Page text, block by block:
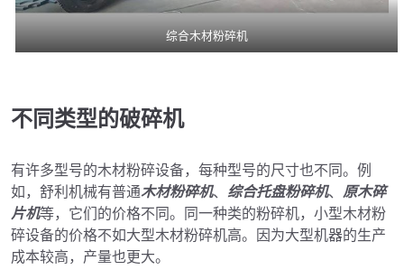
综合木材粉碎机
不同类型的破碎机
有许多型号的木材粉碎设备，每种型号的尺寸也不同。例
如，舒利机械有普通木材粉碎机、 综合托盘粉碎机、 原木碎
片机等，它们的价格不同。同一种类的粉碎机，小型木材粉
碎设备的价格不如大型木材粉碎机高。因为大型机器的生产
成本较高，产量也更大。